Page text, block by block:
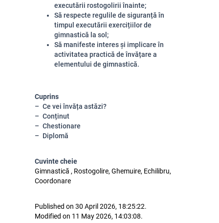
executării rostogolirii înainte;
Să respecte regulile de siguranță în
timpul executării exercițiilor de
gimnastică la sol;
Să manifeste interes și implicare în
activitatea practică de învățare a
elementului de gimnastică.
Cuprins
Ce vei învăța astăzi?
Conținut
Chestionare
Diplomă
Cuvinte cheie
Gimnastică , Rostogolire, Ghemuire, Echilibru,
Coordonare
Published on 30 April 2026, 18:25:22.
Modified on 11 May 2026, 14:03:08.